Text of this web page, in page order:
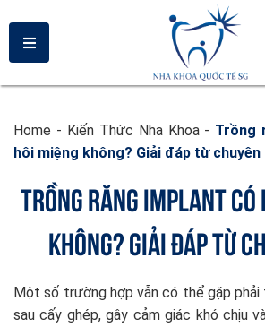
Home - Kiến Thức Nha Khoa- Trồng
hôi miệng không? Giải đáp từ chuyên
TRỒNG RĂNG IMPLANT
KHÔNG? GIẢI ĐÁP TỪ
Một số trường hợp vẫn có thể gặp phải
sau cấy ghép, gây cảm giác khó chịu